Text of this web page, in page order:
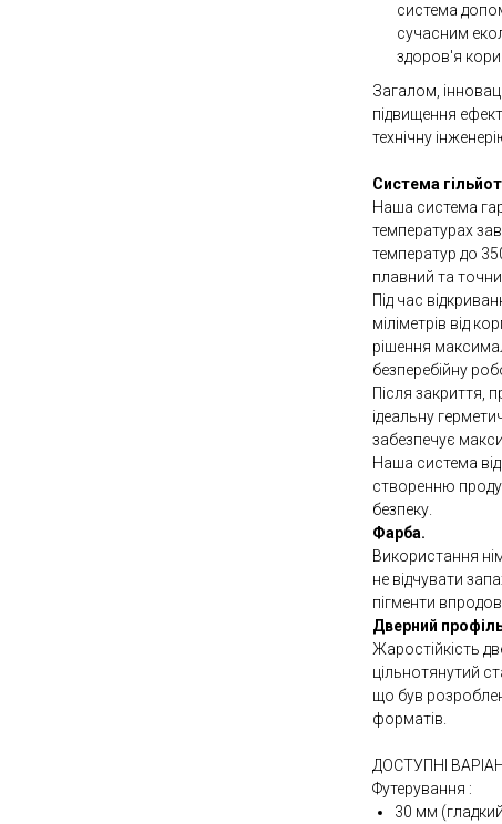
система
сучасним
здоров'я
Загалом,
підвищення
технічну
Система
Наша система
температурах
температур до
плавний та
Під час
міліметрів від
рішення
безперебійну
Після закриття,
ідеальну
забезпечує
Наша система
створенню
безпеку.
Фарба.
Використання
не відчувати
пігменти
Дверний
Жаростійкість
цільнотянутий
що був
форматів.
ДОСТУПНІ
Футерування :
30 мм